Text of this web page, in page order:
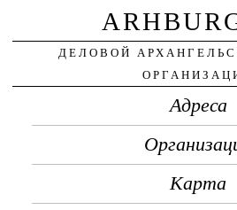
ДЕЛОВОЙ
Адреса
Карта